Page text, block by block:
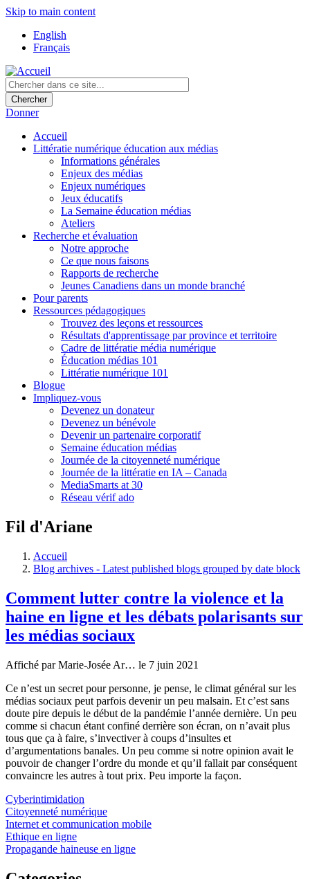
Skip to main content
English
Français
Donner
Accueil
Littératie numérique éducation aux médias
Informations générales
Enjeux des médias
Enjeux numériques
Jeux éducatifs
La Semaine éducation médias
Ateliers
Recherche et évaluation
Notre approche
Ce que nous faisons
Rapports de recherche
Jeunes Canadiens dans un monde branché
Pour parents
Ressources pédagogiques
Trouvez des leçons et ressources
Résultats d'apprentissage par province et territoire
Cadre de littératie média numérique
Éducation médias 101
Littératie numérique 101
Blogue
Impliquez-vous
Devenez un donateur
Devenez un bénévole
Devenir un partenaire corporatif
Semaine éducation médias
Journée de la citoyenneté numérique
Journée de la littératie en IA – Canada
MediaSmarts at 30
Réseau vérif ado
Fil d'Ariane
Accueil
Blog archives - Latest published blogs grouped by date block
Comment lutter contre la violence et la
haine en ligne et les débats polarisants sur
les médias sociaux
Affiché parMarie-Josée Ar… le 7 juin 2021
Ce n’est un secret pour personne, je pense, le climat général sur les
médias sociaux peut parfois devenir un peu malsain. Et c’est sans
doute pire depuis le début de la pandémie l’année dernière. Un peu
comme si chacun étant confiné derrière son écran, on n’avait plus
tous que ça à faire, s’invectiver à coups d’insultes et
d’argumentations banales. Un peu comme si notre opinion avait le
pouvoir de changer l’ordre du monde et qu’il fallait par conséquent
convaincre les autres à tout prix. Peu importe la façon.
Cyberintimidation
Citoyenneté numérique
Internet et communication mobile
Ethique en ligne
Propagande haineuse en ligne